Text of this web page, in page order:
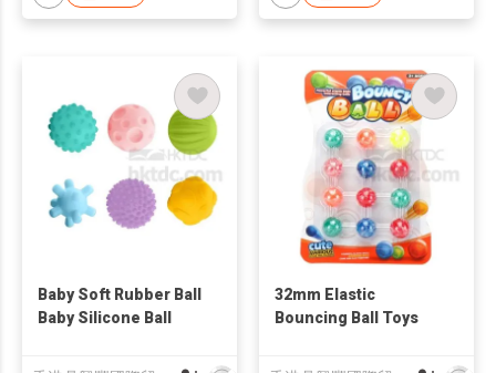
Baby Soft Rubber Ball
Baby Silicone Ball
32mm Elastic
Bouncing Ball Toys